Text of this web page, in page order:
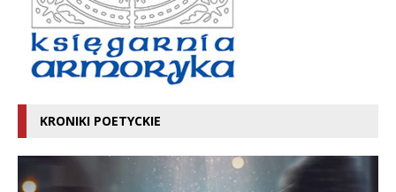
KRONIKI POETYCKIE